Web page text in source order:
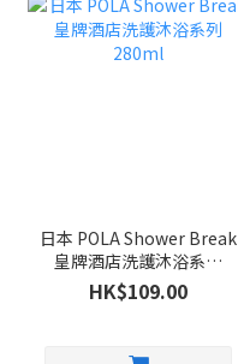
日本 POLA Shower Break
皇牌酒店洗護沐浴系列
280ml
HK$109.00